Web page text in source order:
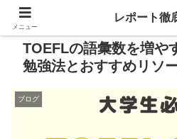
TOEFLの語彙数を増や
勉強法とおすすめリソ
ブログ
メニュー
レポート徹